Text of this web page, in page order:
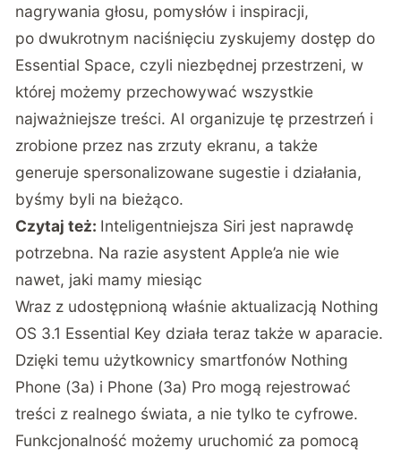
nagrywania głosu, pomysłów i inspiracji,
po dwukrotnym naciśnięciu zyskujemy dostęp do
Essential Space, czyli niezbędnej przestrzeni, w
której możemy przechowywać wszystkie
najważniejsze treści. AI organizuje tę przestrzeń i
zrobione przez nas zrzuty ekranu, a także
generuje spersonalizowane sugestie i działania,
byśmy byli na bieżąco.
Czytaj też: Inteligentniejsza Siri jest naprawdę
potrzebna. Na razie asystent Apple’a nie wie
nawet, jaki mamy miesiąc
Wraz z udostępnioną właśnie aktualizacją Nothing
OS 3.1 Essential Key działa teraz także w aparacie.
Dzięki temu użytkownicy smartfonów Nothing
Phone (3a) i Phone (3a) Pro mogą rejestrować
treści z realnego świata, a nie tylko te cyfrowe.
Funkcjonalność możemy uruchomić za pomocą